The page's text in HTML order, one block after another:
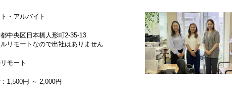
まで対応
ップ支援
額会社負担
会あり
多数
・アルバイト
中央区日本橋人形町2-35-13
リモートなので出社はありません
モート
：1,500円 ～ 2,000円